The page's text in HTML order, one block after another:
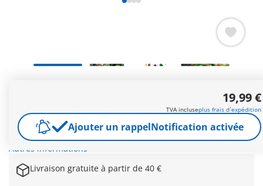
– mais un troll sauvage lui barre la route ! Avec une massue
massive et un regard furieux, le monstre défend sa trouvaille.
Le troll peut manier son arme avec force et n’est pas si facile
à chasser que ça. Un chevalier courageux, un adversaire
puissant – qui détiendra le trésor à la fin ?
Autres informations
Livraison gratuite à partir de 40 €
19,99 €
TVA incluseplus frais d´expédition
Ajouter un rappelNotification activée